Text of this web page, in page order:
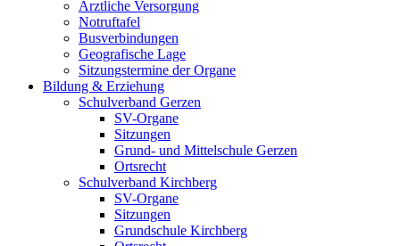
Ärztliche Versorgung
Notruftafel
Busverbindungen
Geografische Lage
Sitzungstermine der Organe
Bildung & Erziehung
Schulverband Gerzen
SV-Organe
Sitzungen
Grund- und Mittelschule Gerzen
Ortsrecht
Schulverband Kirchberg
SV-Organe
Sitzungen
Grundschule Kirchberg